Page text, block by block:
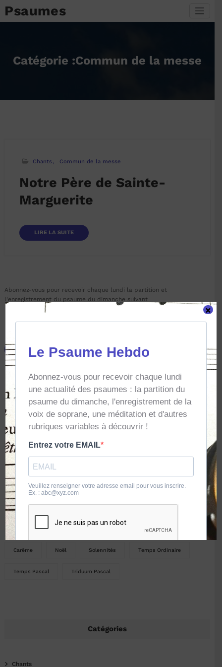
contenu
Psaumes
Catégorie :Commun de la messe
Chants Commun de la messe
Notre Père de Sainte-
Marguerite
LIRE LA SUITE
Abonnez-vous pour recevoir chaque lundi la partition et
l'enregistrement du psaume du dimanche suivant
JE M'ABONNE AU PSAUME HEBDO
Recherche
Temps liturgique
Avent
Carême Noël Solennités Temps Ordinaire
Temps Pascal Triduum Pascal
Catégories
Chants
×